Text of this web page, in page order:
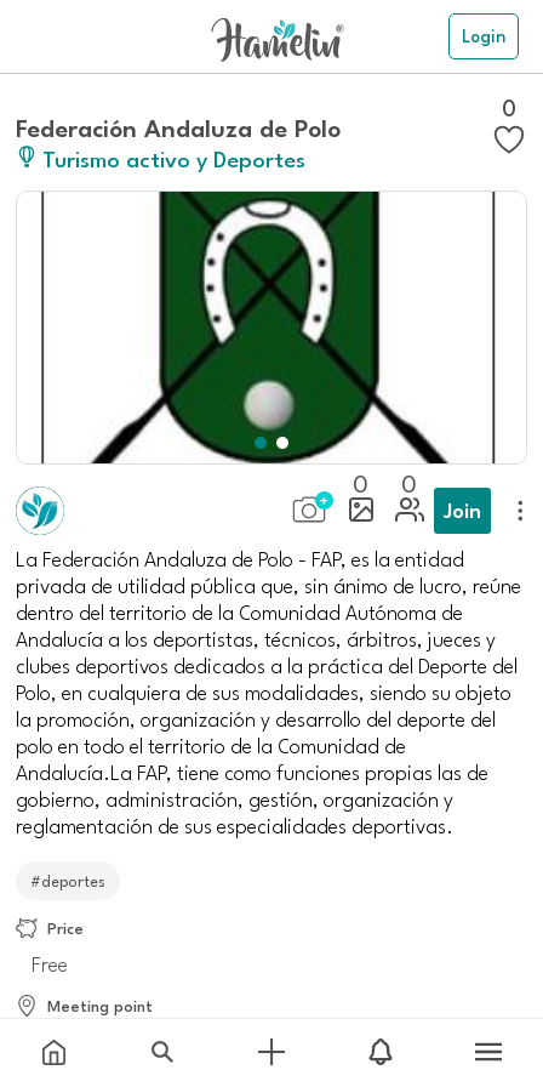
Login
Federación Andaluza de Polo
Turismo activo y Deportes
0
0 0
Join
La Federación Andaluza de Polo - FAP, es la entidad
privada de utilidad pública que, sin ánimo de lucro, reúne
dentro del territorio de la Comunidad Autónoma de
Andalucía a los deportistas, técnicos, árbitros, jueces y
clubes deportivos dedicados a la práctica del Deporte del
Polo, en cualquiera de sus modalidades, siendo su objeto
la promoción, organización y desarrollo del deporte del
polo en todo el territorio de la Comunidad de
Andalucía.La FAP, tiene como funciones propias las de
gobierno, administración, gestión, organización y
reglamentación de sus especialidades deportivas.
#deportes
Price
Free
Meeting point
Zona Isla de la Cartuja, 41092 Sevilla, España